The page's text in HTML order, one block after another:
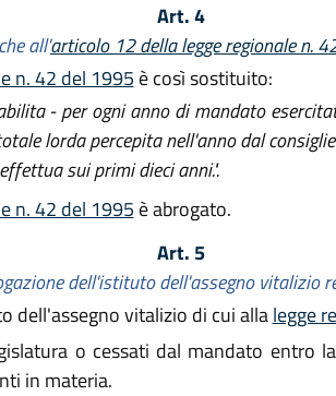
Art. 4
all'articolo 12 della legge regionale n.
n. 42 del 1995 è così sostituito:
- per ogni anno di mandato
lorda percepita nell'anno dal
sui primi dieci anni.".
n. 42 del 1995 è abrogato.
Art. 5
dell'istituto dell'assegno vitalizio
dell'assegno vitalizio di cui allalegge
o cessati dal mandato entro
in materia.